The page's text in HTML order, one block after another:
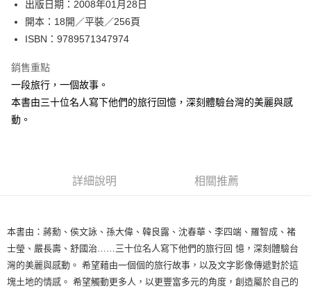
付款後7-11取貨
每筆NT$60，滿NT$499(含以上)免運費
宅配
每筆NT$100，滿NT$499(含以上)免運費
出版日期：2008年01月28日
開本：18開／平裝／256頁
ISBN：9789571347974
銷售重點
一段旅行，一個故事。
本書由三十位名人寫下他們的旅行回憶，深刻體驗台灣的美麗與感
動。
詳細說明 相關推薦
本書由：蔣勳、侯文詠、孫大偉、韓良露、沈春華、李四端、羅智成、褚
士瑩、嚴長壽、舒國治……三十位名人寫下他們的旅行回 憶，深刻體驗台
灣的美麗與感動。 希望藉由一個個的旅行故事，以及文字影像傳遞對於這
塊土地的情感。 希望觸動更多人，以更豐富多元的角度，創造屬於自己的